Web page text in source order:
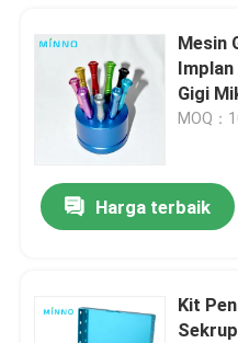
Mesin
Gigi
Dokter
MOQ：
Harga terbaik
Kit